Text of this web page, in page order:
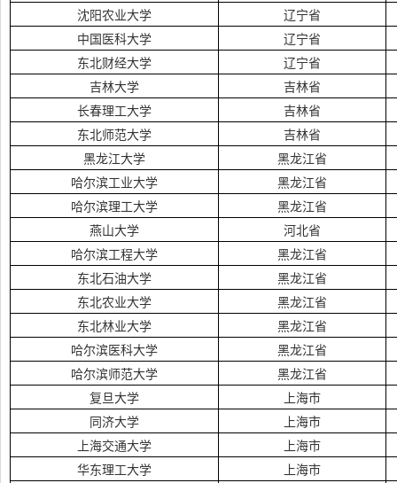
沈阳农业大学
辽宁省
中国医科大学
辽宁省
东北财经大学
辽宁省
吉林大学
吉林省
长春理工大学
吉林省
东北师范大学
吉林省
黑龙江大学
黑龙江省
哈尔滨工业大学
黑龙江省
哈尔滨理工大学
黑龙江省
燕山大学
河北省
哈尔滨工程大学
黑龙江省
东北石油大学
黑龙江省
东北农业大学
黑龙江省
东北林业大学
黑龙江省
哈尔滨医科大学
黑龙江省
哈尔滨师范大学
黑龙江省
复旦大学
上海市
同济大学
上海市
上海交通大学
上海市
华东理工大学
上海市